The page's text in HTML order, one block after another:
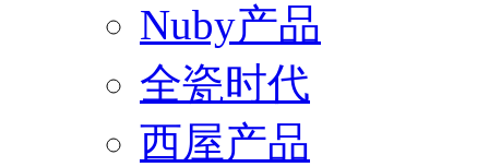
Nuby产品
全瓷时代
西屋产品